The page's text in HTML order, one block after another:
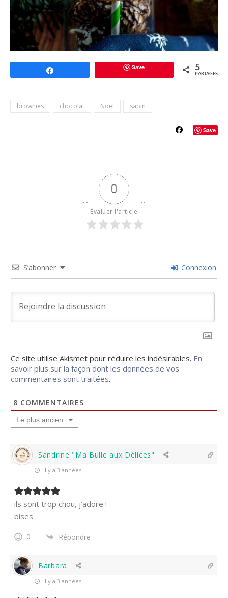
Save 5
PARTAGES
brownies chocolat Noël sapin
Save
0
Évaluer l'article
S’abonner Connexion
Ce site utilise Akismet pour réduire les indésirables. En
savoir plus sur la façon dont les données de vos
commentaires sont traitées.
8 COMMENTAIRES
Le plus ancien
Sandrine "Ma Bulle aux Délices"
il y a 3 années
ils sont trop chou, j’adore !
bises
0 Répondre
Barbara
il y a 3 années